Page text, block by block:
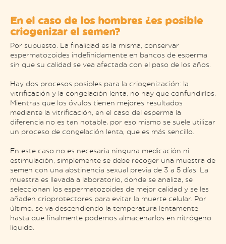
En el caso de los hombres ¿es posible
criogenizar el semen?
Por supuesto. La finalidad es la misma, conservar
espermatozoides indefinidamente en bancos de esperma
sin que su calidad se vea afectada con el paso de los años.
Hay dos procesos posibles para la criogenización: la
vitrificación y la congelación lenta, no hay que confundirlos.
Mientras que los óvulos tienen mejores resultados
mediante la vitrificación, en el caso del esperma la
diferencia no es tan notable, por eso mismo se suele utilizar
un proceso de congelación lenta, que es más sencillo.
En este caso no es necesaria ninguna medicación ni
estimulación, simplemente se debe recoger una muestra de
semen con una abstinencia sexual previa de 3 a 5 días. La
muestra es llevada a laboratorio, donde se analiza, se
seleccionan los espermatozoides de mejor calidad y se les
añaden crioprotectores para evitar la muerte celular. Por
último, se va descendiendo la temperatura lentamente
hasta que finalmente podemos almacenarlos en nitrógeno
líquido.